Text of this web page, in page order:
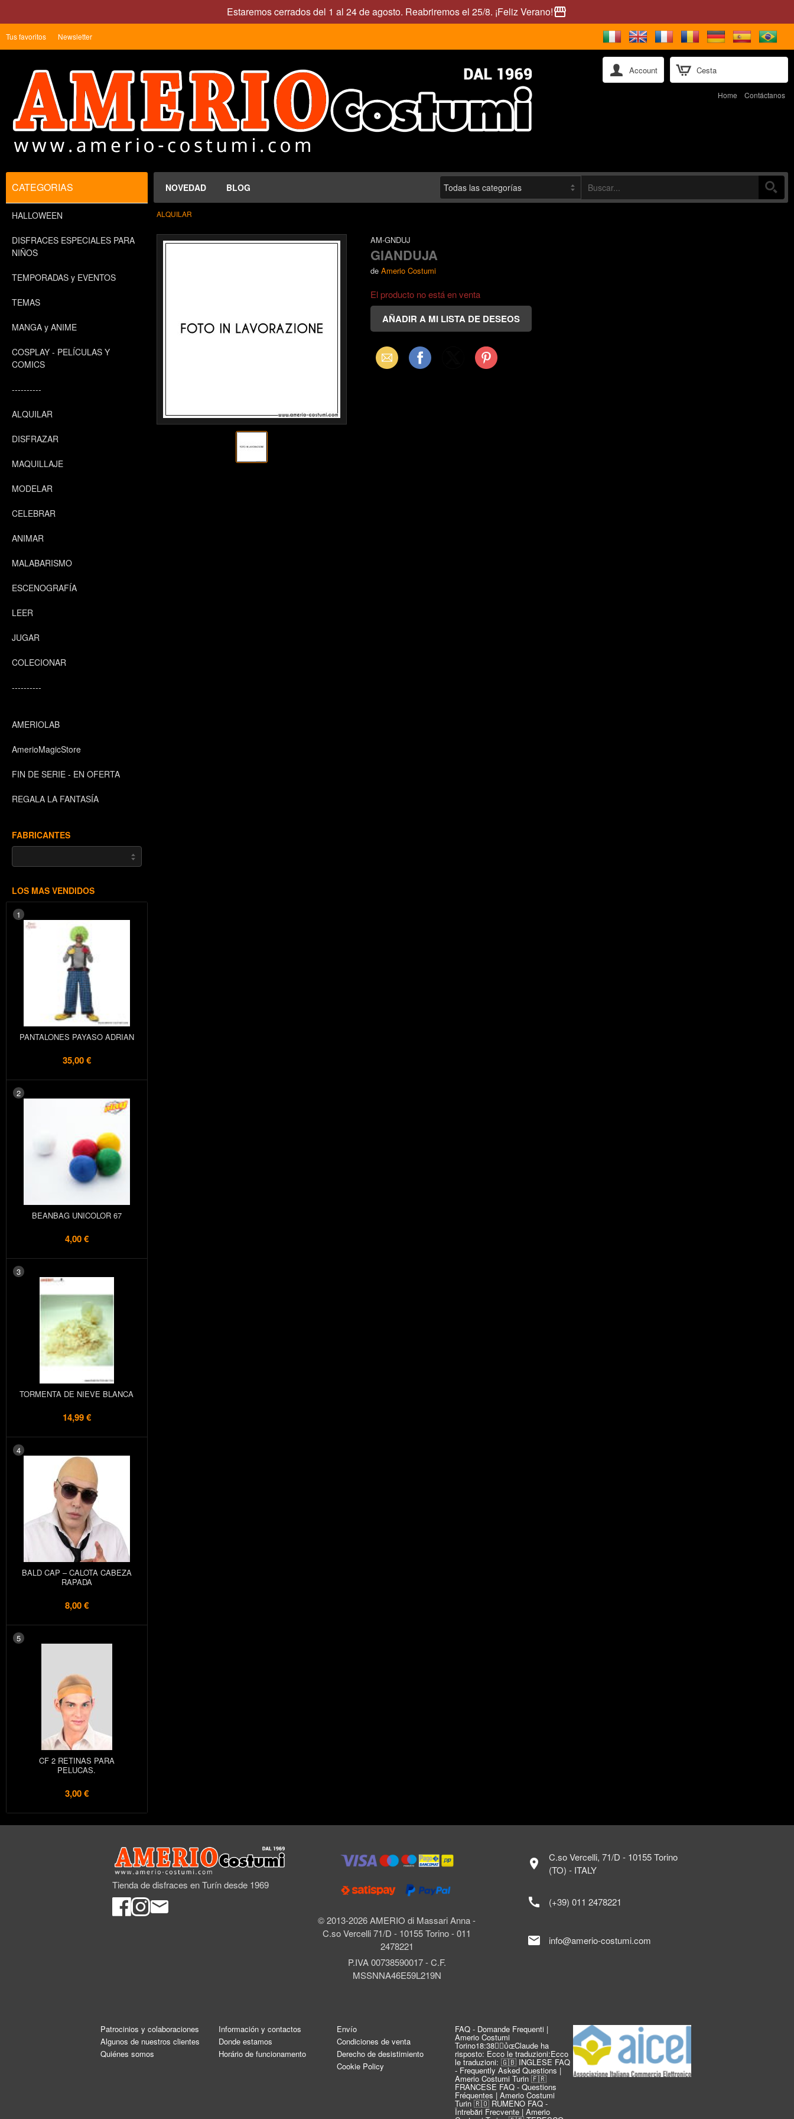
Estaremos cerrados del 1 al 24 de agosto. Reabriremos el 25/8. ¡Feliz Verano!storefront
Cesta
Tus favoritos Newsletter
Account
Home Contáctanos
NOVEDAD BLOG
CATEGORIAS
HALLOWEEN
DISFRACES ESPECIALES PARA
NIÑOS
TEMPORADAS y EVENTOS
TEMAS
MANGA y ANIME
COSPLAY - PELÍCULAS Y
COMICS
----------
ALQUILAR
DISFRAZAR
MAQUILLAJE
MODELAR
CELEBRAR
ANIMAR
MALABARISMO
ESCENOGRAFÍA
LEER
JUGAR
COLECIONAR
----------
AMERIOLAB
AmerioMagicStore
FIN DE SERIE - EN OFERTA
REGALA LA FANTASÍA
FABRICANTES
LOS MAS VENDIDOS
1
PANTALONES PAYASO ADRIAN
35,00 €
2
BEANBAG UNICOLOR 67
4,00 €
3
TORMENTA DE NIEVE BLANCA
14,99 €
4
BALD CAP – CALOTA CABEZA
RAPADA
8,00 €
5
CF 2 RETINAS PARA
PELUCAS.
3,00 €
ALQUILAR
AM-GNDUJ
GIANDUJA
de Amerio Costumi
El producto no está en venta
Email Facebook Pinterest
Tienda de disfraces en Turín desde 1969
© 2013-2026 AMERIO di Massari Anna -
C.so Vercelli 71/D - 10155 Torino - 011
2478221
P.IVA 00738590017 - C.F.
MSSNNA46E59L219N
location_on
C.so Vercelli, 71/D - 10155 Torino
(TO) - ITALY
call (+39) 011 2478221
mail info@amerio-costumi.com
Patrocinios y colaboraciones
Algunos de nuestros clientes
Quiénes somos
Información y contactos
Donde estamos
Horário de funcionamento
Envío
Condiciones de venta
Derecho de desistimiento
Cookie Policy
FAQ - Domande Frequenti |
Amerio Costumi
Torino18:38Claude ha
risposto: Ecco le traduzioni:Ecco
le traduzioni: 🇬🇧 INGLESE FAQ
- Frequently Asked Questions |
Amerio Costumi Turin 🇫🇷
FRANCESE FAQ - Questions
Fréquentes | Amerio Costumi
Turin 🇷🇴 RUMENO FAQ -
Întrebări Frecvente | Amerio